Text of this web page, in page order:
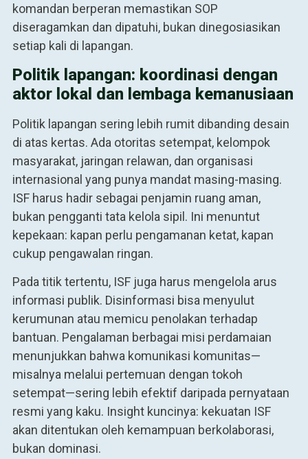
komandan berperan memastikan SOP
diseragamkan dan dipatuhi, bukan dinegosiasikan
setiap kali di lapangan.
Politik lapangan: koordinasi dengan
aktor lokal dan lembaga kemanusiaan
Politik lapangan sering lebih rumit dibanding desain
di atas kertas. Ada otoritas setempat, kelompok
masyarakat, jaringan relawan, dan organisasi
internasional yang punya mandat masing-masing.
ISF harus hadir sebagai penjamin ruang aman,
bukan pengganti tata kelola sipil. Ini menuntut
kepekaan: kapan perlu pengamanan ketat, kapan
cukup pengawalan ringan.
Pada titik tertentu, ISF juga harus mengelola arus
informasi publik. Disinformasi bisa menyulut
kerumunan atau memicu penolakan terhadap
bantuan. Pengalaman berbagai misi perdamaian
menunjukkan bahwa komunikasi komunitas—
misalnya melalui pertemuan dengan tokoh
setempat—sering lebih efektif daripada pernyataan
resmi yang kaku. Insight kuncinya: kekuatan ISF
akan ditentukan oleh kemampuan berkolaborasi,
bukan dominasi.